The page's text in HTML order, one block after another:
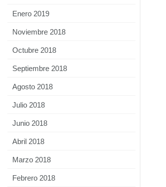
Enero 2019
Noviembre 2018
Octubre 2018
Septiembre 2018
Agosto 2018
Julio 2018
Junio 2018
Abril 2018
Marzo 2018
Febrero 2018